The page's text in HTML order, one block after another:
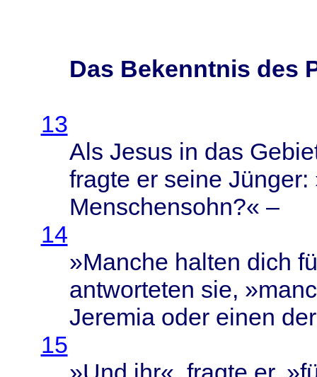
Das Bekenntnis des
13
Als Jesus in das
fragte er seine Jünger:
Menschensohn?« –
14
»Manche halten dich
antworteten sie, »
Jeremia oder einen
15